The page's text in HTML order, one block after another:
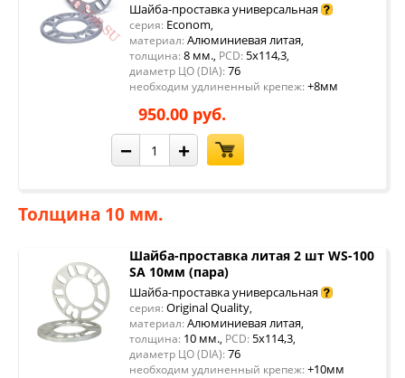
Шайба-проставка универсальная
серия: Econom,
материал: Алюминиевая литая,
толщина: 8 мм., PCD: 5x114,3,
диаметр ЦО (DIA): 76
необходим удлиненный крепеж: +8мм
950.00 руб.
− +
Толщина 10 мм.
Шайба-проставка литая 2 шт WS-100
SA 10мм (пара)
Шайба-проставка универсальная
серия: Original Quality,
материал: Алюминиевая литая,
толщина: 10 мм., PCD: 5x114,3,
диаметр ЦО (DIA): 76
необходим удлиненный крепеж: +10мм